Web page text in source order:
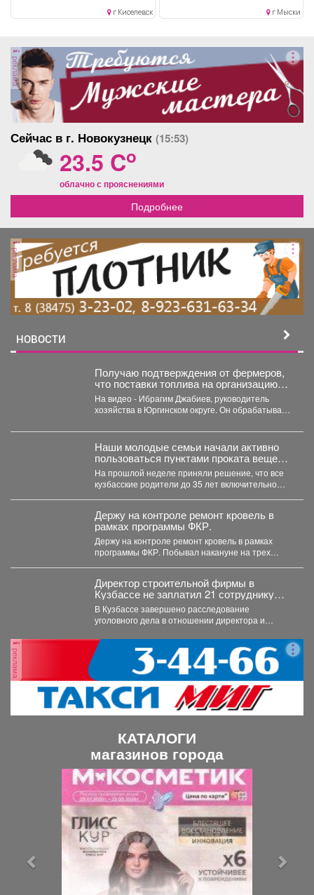
Коммуникабельность..г Киселевск г Мыски
реклама
Сейчас в г. Новокузнецк (15:53)
23.5 Co
облачно с прояснениями
Подробнее
реклама
НОВОСТИ
Получаю подтверждения от фермеров,
что поставки топлива на организацию
уборочной кампании уже начались.
На видео - Ибрагим Джабиев, руководитель
хозяйства в Юргинском округе. Он обрабатывает
Наши молодые семьи начали активно
пользоваться пунктами проката вещей
для новорожденных.
На прошлой неделе приняли решение, что все
кузбасские родители до 35 лет включительно
Держу на контроле ремонт кровель в
рамках программы ФКР.
Держу на контроле ремонт кровель в рамках
программы ФКР. Побывал накануне на трех
Директор строительной фирмы в
Кузбассе не заплатил 21 сотруднику
деньги
В Кузбассе завершено расследование
уголовного дела в отношении директора и
реклама
КАТАЛОГИ
магазинов города